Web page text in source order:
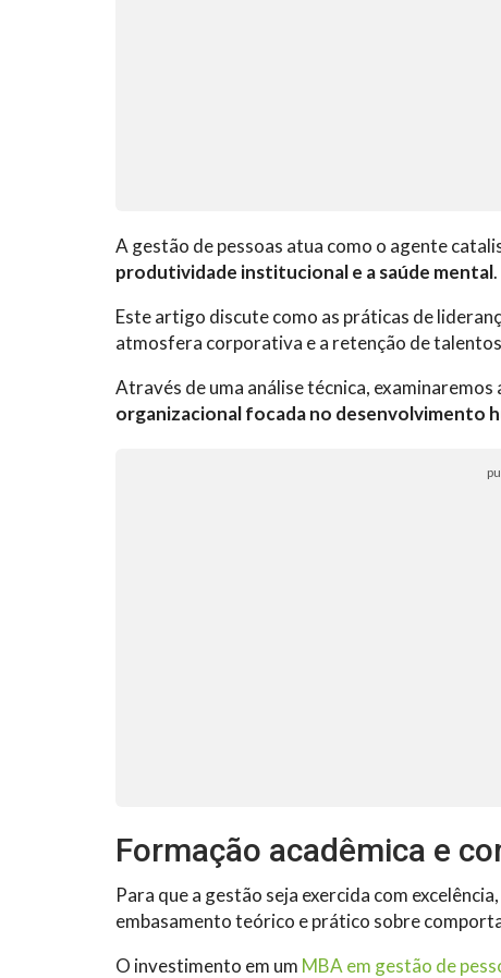
A gestão de pessoas atua como o agente
produtividade institucional e a saúde mental.
Este artigo discute como as práticas de
atmosfera corporativa e a retenção de
Através de uma análise técnica,
organizacional focada no desenvolvimento
Formação acadêmica e
Para que a gestão seja exercida com
embasamento teórico e prático sobre
O investimento em um MBA em gestão de